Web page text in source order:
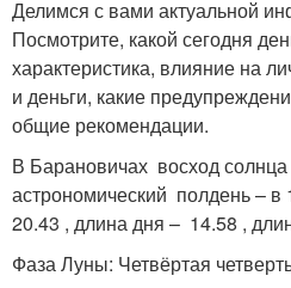
Делимся с вами актуальной
Посмотрите, какой сегодня
характеристика, влияние на
и деньги, какие
общие рекомендации.
В Барановичах восход солнца
астрономический полдень – в
20.43 , длина дня – 14.58 ,
Фаза Луны: Четвёртая